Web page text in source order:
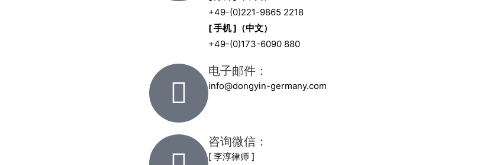
+49-(0)221-9865 2218
[ 手机 ]（中文）
+49-(0)173-6090 880
电子邮件：
info@dongyin-germany.com
咨询微信：
[ 李淳律师 ]